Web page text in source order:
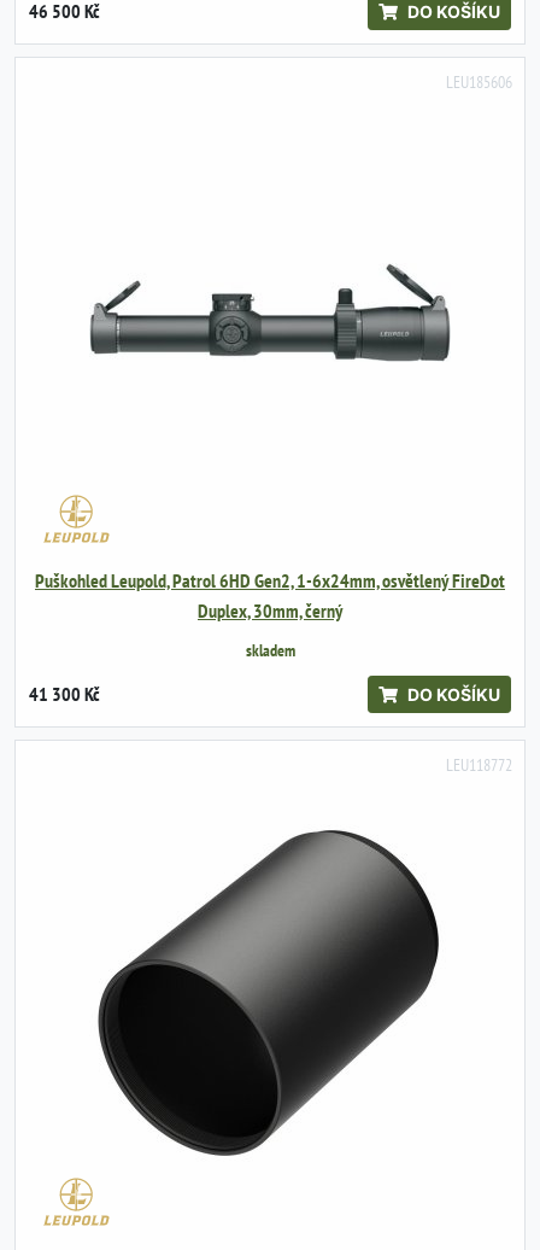
46 500 Kč DO KOŠÍKU
LEU185606
Puškohled Leupold, Patrol 6HD Gen2, 1-6x24mm, osvětlený FireDot
Duplex, 30mm, černý
skladem
41 300 Kč DO KOŠÍKU
LEU118772